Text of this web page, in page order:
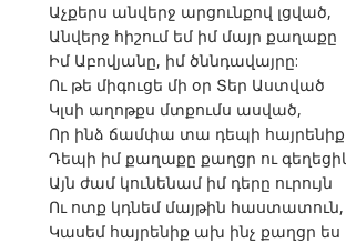
Աչքերս անվերջ արցունքով լցված,
Անվերջ հիշում եմ իմ մայր քաղաքը
Իմ Աբովյանը, իմ ծննդավայրը:
Ու թե միգուցե մի օր Տեր Աստված
Կլսի աղոթքս մտքումս ասված,
Որ ինձ ճամփա տա դեպի հայրենիք
Դեպի իմ քաղաքը քաղցր ու
Այն ժամ կունենամ իմ դերը ուրույն
Ու ոտք կդնեմ մայթին հաստատուն,
Կասեմ հայրենիք ախ ինչ քաղցր ես